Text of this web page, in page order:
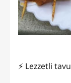
⚡ Lezzetli